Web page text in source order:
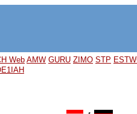
WebAMW GURU ZIMO STP